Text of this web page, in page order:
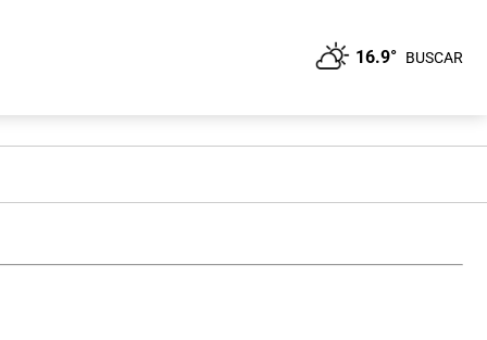
16.9° BUSCAR